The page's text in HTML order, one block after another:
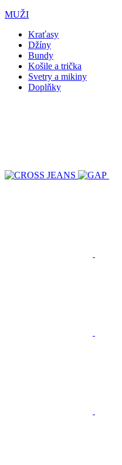
MUŽI
Kraťasy
Džíny
Bundy
Košile a trička
Svetry a mikiny
Doplňky